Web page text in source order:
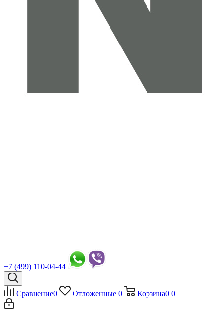
+7 (499) 110-04-44
Сравнение0 Отложенные 0 Корзина0 0